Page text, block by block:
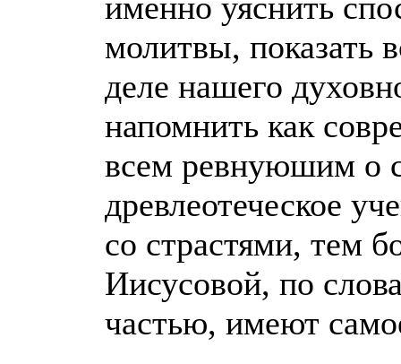
молитвы, показать
деле нашего
напомнить как
всем ревнуюшим о
древлеотеческое
со страстями, тем
Иисусовой, по
частью, имеют